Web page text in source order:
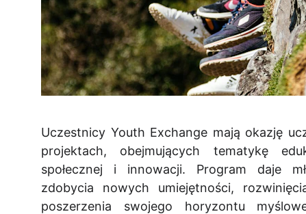
Uczestnicy Youth Exchange mają okazję
projektach, obejmujących tematykę
społecznej i innowacji. Program daje
zdobycia nowych umiejętności,
poszerzenia swojego horyzontu